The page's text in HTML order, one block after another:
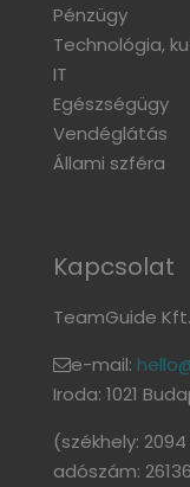
Pénzügy
Technológia,
IT
Egészségügy
Vendéglátás
Állami szféra
Kapcsolat
TeamGuide Kft.
e-mail:
Iroda: 1021
(székhely:
adószám: